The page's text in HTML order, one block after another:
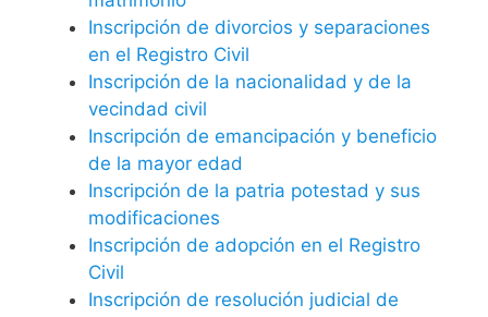
Inscripción de divorcios y separaciones
en el Registro Civil
Inscripción de la nacionalidad y de la
vecindad civil
Inscripción de emancipación y beneficio
de la mayor edad
Inscripción de la patria potestad y sus
modificaciones
Inscripción de adopción en el Registro
Civil
Inscripción de resolución judicial de